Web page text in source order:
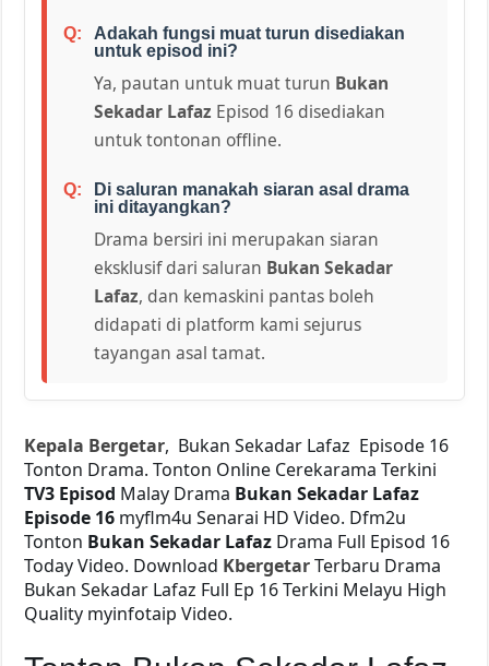
Adakah fungsi muat turun disediakan
untuk episod ini?
Ya, pautan untuk muat turun Bukan
Sekadar Lafaz Episod 16 disediakan
untuk tontonan offline.
Di saluran manakah siaran asal drama
ini ditayangkan?
Drama bersiri ini merupakan siaran
eksklusif dari saluran Bukan Sekadar
Lafaz, dan kemaskini pantas boleh
didapati di platform kami sejurus
tayangan asal tamat.
Kepala Bergetar, Bukan Sekadar Lafaz Episode 16
Tonton Drama. Tonton Online Cerekarama Terkini
TV3 Episod Malay Drama Bukan Sekadar Lafaz
Episode 16 myflm4u Senarai HD Video. Dfm2u
Tonton Bukan Sekadar Lafaz Drama Full Episod 16
Today Video. Download KbergetarTerbaru Drama
Bukan Sekadar Lafaz Full Ep 16 Terkini Melayu High
Quality myinfotaip Video.